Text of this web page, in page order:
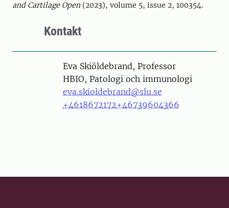
and Cartilage Open(2023), volume 5, issue 2, 100354.
Kontakt
PersonEva Skiöldebrand, Professor
HBIO, Patologi och immunologi
eva.skioldebrand@slu.se
+4618672172+46739604366